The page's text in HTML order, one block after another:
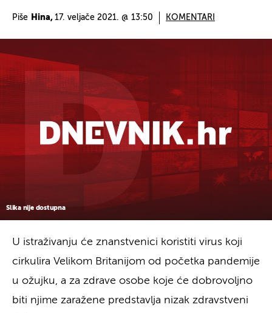
Piše Hina, 17. veljače 2021. @ 13:50 KOMENTARI
Slika nije dostupna
U istraživanju će znanstvenici koristiti virus koji
cirkulira Velikom Britanijom od početka pandemije
u ožujku, a za zdrave osobe koje će dobrovoljno
biti njime zaražene predstavlja nizak zdravstveni